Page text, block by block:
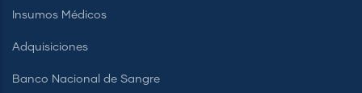
Insumos Médicos
Adquisiciones
Banco Nacional de Sangre